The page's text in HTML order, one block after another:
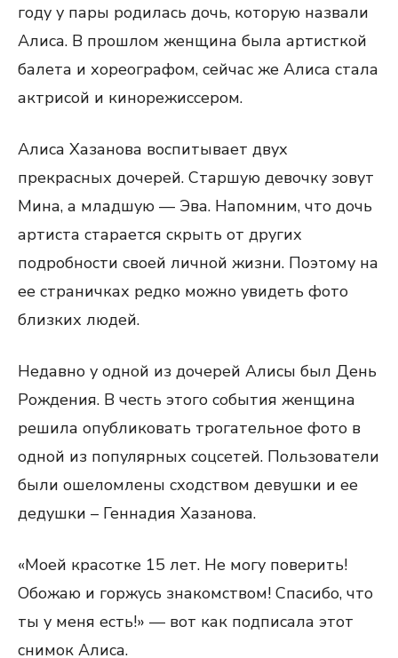
году у пары родилась дочь, которую назвали
Алиса. В прошлом женщина была артисткой
балета и хореографом, сейчас же Алиса стала
актрисой и кинорежиссером.
Алиса Хазанова воспитывает двух
прекрасных дочерей. Старшую девочку зовут
Мина, а младшую — Эва. Напомним, что дочь
артиста старается скрыть от других
подробности своей личной жизни. Поэтому на
ее страничках редко можно увидеть фото
близких людей.
Недавно у одной из дочерей Алисы был День
Рождения. В честь этого события женщина
решила опубликовать трогательное фото в
одной из популярных соцсетей. Пользователи
были ошеломлены сходством девушки и ее
дедушки – Геннадия Хазанова.
«Моей красотке 15 лет. Не могу поверить!
Обожаю и горжусь знакомством! Спасибо, что
ты у меня есть!» — вот как подписала этот
снимок Алиса.